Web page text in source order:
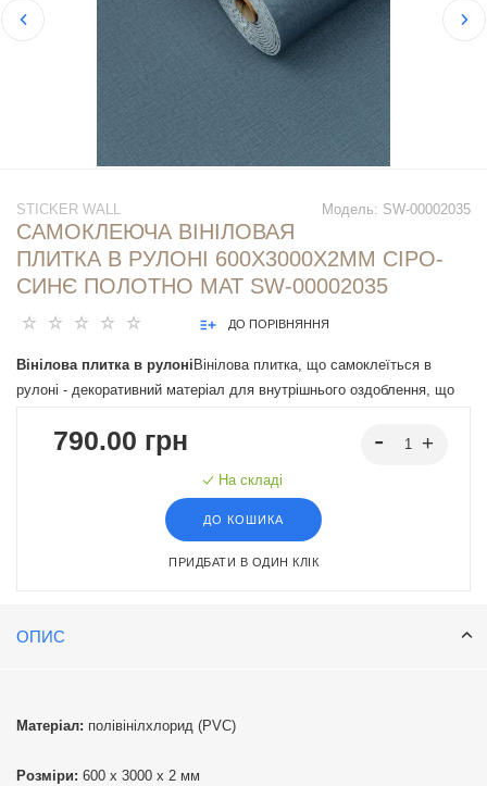
Модель: SW-00002035
STICKER WALL
САМОКЛЕЮЧА ВІНІЛОВАЯ
ПЛИТКА В РУЛОНІ 600Х3000Х2ММ СІРО-
СИНЄ ПОЛОТНО МАТ SW-00002035
ДО ПОРІВНЯННЯ
Вінілова плитка в рулоні Вінілова плитка, що самоклеїться в
рулоні - декоративний матеріал для внутрішнього оздоблення, що
імітують натуральні матеріали, підходять під різні інтер'єрні
790.00 грн
На складі
ДО КОШИКА
ПРИДБАТИ В ОДИН КЛІК
ОПИС
Матеріал: полівінілхлорид (PVC)
Розміри: 600 х 3000 х 2 мм